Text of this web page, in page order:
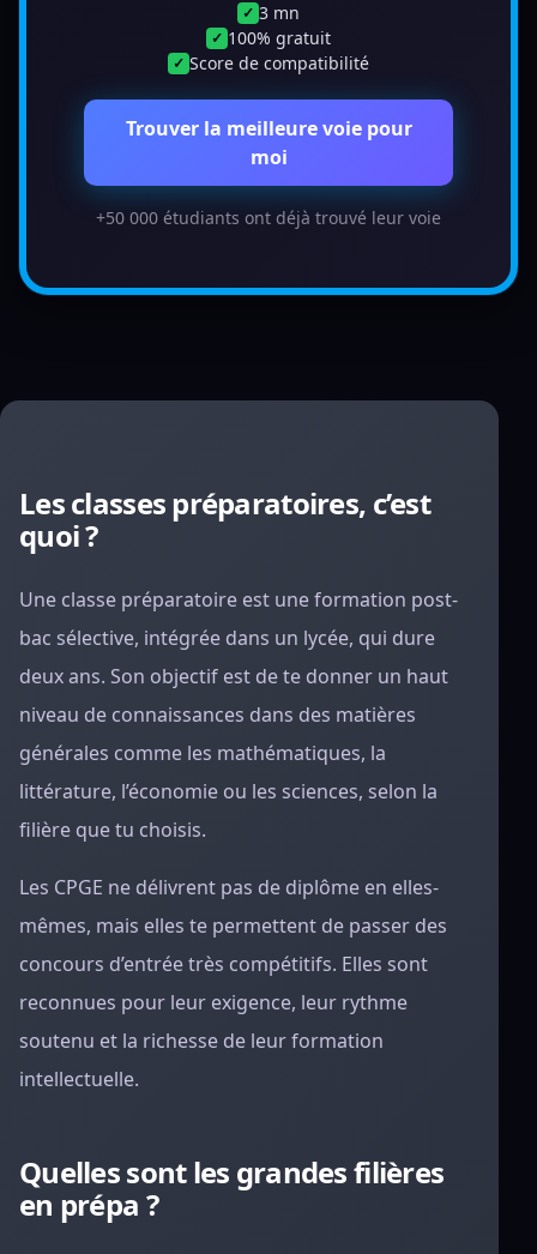
✓ 3 mn
✓ 100% gratuit
✓ Score de compatibilité
Trouver la meilleure voie pour
moi
+50 000 étudiants ont déjà trouvé leur voie
Les classes préparatoires, c’est
quoi ?
Une classe préparatoire est une formation post-
bac sélective, intégrée dans un lycée, qui dure
deux ans. Son objectif est de te donner un haut
niveau de connaissances dans des matières
générales comme les mathématiques, la
littérature, l’économie ou les sciences, selon la
filière que tu choisis.
Les CPGE ne délivrent pas de diplôme en elles-
mêmes, mais elles te permettent de passer des
concours d’entrée très compétitifs. Elles sont
reconnues pour leur exigence, leur rythme
soutenu et la richesse de leur formation
intellectuelle.
Quelles sont les grandes filières
en prépa ?